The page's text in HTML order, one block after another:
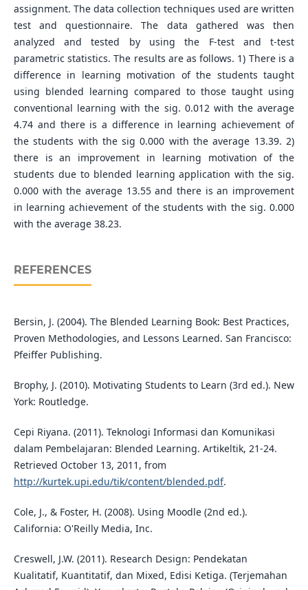
assignment. The data collection techniques used are written
test and questionnaire. The data gathered was then
analyzed and tested by using the F-test and t-test
parametric statistics. The results are as follows. 1) There is a
difference in learning motivation of the students taught
using blended learning compared to those taught using
conventional learning with the sig. 0.012 with the average
4.74 and there is a difference in learning achievement of
the students with the sig 0.000 with the average 13.39. 2)
there is an improvement in learning motivation of the
students due to blended learning application with the sig.
0.000 with the average 13.55 and there is an improvement
in learning achievement of the students with the sig. 0.000
with the average 38.23.
REFERENCES
Bersin, J. (2004). The Blended Learning Book: Best Practices,
Proven Methodologies, and Lessons Learned. San Francisco:
Pfeiffer Publishing.
Brophy, J. (2010). Motivating Students to Learn (3rd ed.). New
York: Routledge.
Cepi Riyana. (2011). Teknologi Informasi dan Komunikasi
dalam Pembelajaran: Blended Learning. Artikeltik, 21-24.
Retrieved October 13, 2011, from
http://kurtek.upi.edu/tik/content/blended.pdf.
Cole, J., & Foster, H. (2008). Using Moodle (2nd ed.).
California: O'Reilly Media, Inc.
Creswell, J.W. (2011). Research Design: Pendekatan
Kualitatif, Kuantitatif, dan Mixed, Edisi Ketiga. (Terjemahan